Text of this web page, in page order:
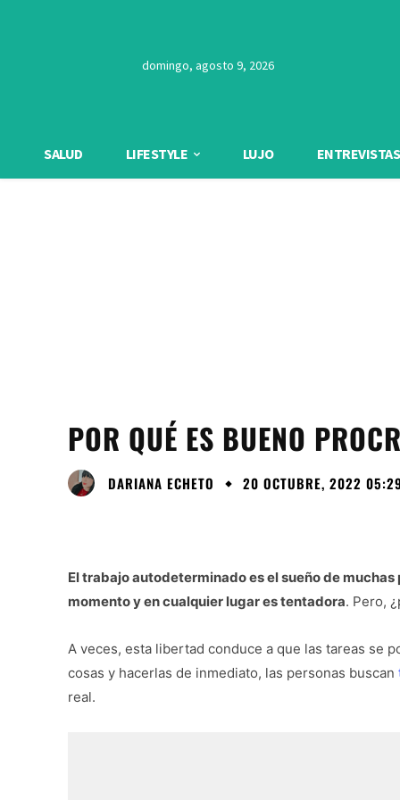
domingo, agosto 9, 2026
SALUD LIFESTYLE LUJO ENTREVISTAS
POR QUÉ ES BUENO
DARIANA ECHETO 20 OCTUBRE, 2022
El trabajo autodeterminado es el sueño de
momento y en cualquier lugar es tentadora. Pero,
A veces, esta libertad conduce a que las tareas se
cosas y hacerlas de inmediato, las personas buscan
real.